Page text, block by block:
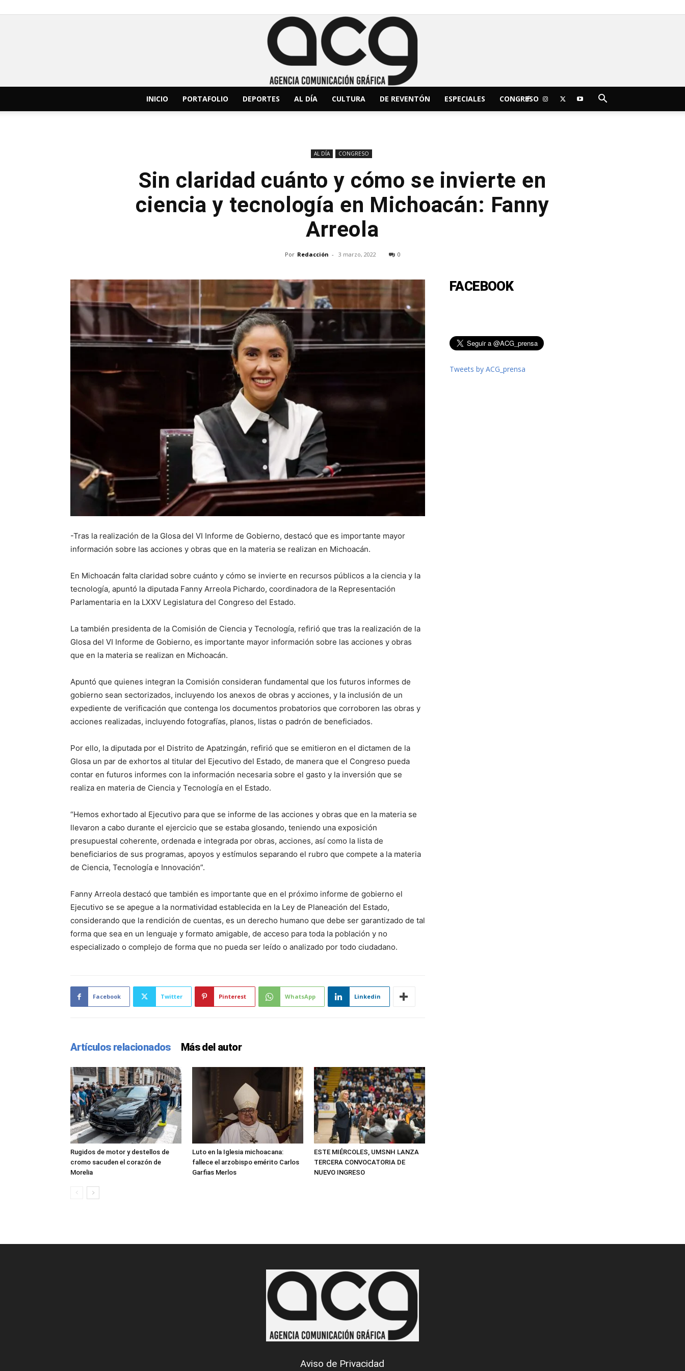
Noticias
INICIO PORTAFOLIO DEPORTES AL DÍA CULTURA DE REVENTÓN ESPECIALES CONGRESO
AL DÍA CONGRESO
Sin claridad cuánto y cómo se invierte en
ciencia y tecnología en Michoacán: Fanny
Arreola
Por Redacción - 3 marzo, 2022 0
-Tras la realización de la Glosa del VI Informe de Gobierno, destacó que es importante mayor
información sobre las acciones y obras que en la materia se realizan en Michoacán.
En Michoacán falta claridad sobre cuánto y cómo se invierte en recursos públicos a la ciencia y la
tecnología, apuntó la diputada Fanny Arreola Pichardo, coordinadora de la Representación
Parlamentaria en la LXXV Legislatura del Congreso del Estado.
La también presidenta de la Comisión de Ciencia y Tecnología, refirió que tras la realización de la
Glosa del VI Informe de Gobierno, es importante mayor información sobre las acciones y obras
que en la materia se realizan en Michoacán.
Apuntó que quienes integran la Comisión consideran fundamental que los futuros informes de
gobierno sean sectorizados, incluyendo los anexos de obras y acciones, y la inclusión de un
expediente de verificación que contenga los documentos probatorios que corroboren las obras y
acciones realizadas, incluyendo fotografías, planos, listas o padrón de beneficiados.
Por ello, la diputada por el Distrito de Apatzingán, refirió que se emitieron en el dictamen de la
Glosa un par de exhortos al titular del Ejecutivo del Estado, de manera que el Congreso pueda
contar en futuros informes con la información necesaria sobre el gasto y la inversión que se
realiza en materia de Ciencia y Tecnología en el Estado.
“Hemos exhortado al Ejecutivo para que se informe de las acciones y obras que en la materia se
llevaron a cabo durante el ejercicio que se estaba glosando, teniendo una exposición
presupuestal coherente, ordenada e integrada por obras, acciones, así como la lista de
beneficiarios de sus programas, apoyos y estímulos separando el rubro que compete a la materia
de Ciencia, Tecnología e Innovación”.
Fanny Arreola destacó que también es importante que en el próximo informe de gobierno el
Ejecutivo se se apegue a la normatividad establecida en la Ley de Planeación del Estado,
considerando que la rendición de cuentas, es un derecho humano que debe ser garantizado de tal
forma que sea en un lenguaje y formato amigable, de acceso para toda la población y no
especializado o complejo de forma que no pueda ser leído o analizado por todo ciudadano.
Facebook Twitter Pinterest WhatsApp Linkedin
Artículos relacionados Más del autor
Rugidos de motor y destellos de
cromo sacuden el corazón de
Morelia
Luto en la Iglesia michoacana:
fallece el arzobispo emérito Carlos
Garfias Merlos
ESTE MIÉRCOLES, UMSNH LANZA
TERCERA CONVOCATORIA DE
NUEVO INGRESO
FACEBOOK
Tweets by ACG_prensa
Aviso de Privacidad